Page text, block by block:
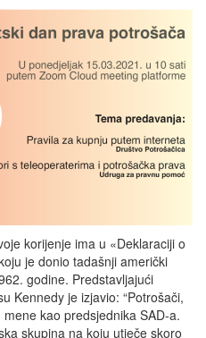
korijenje ima u «Deklaraciji o
je donio tadašnji američki
godine. Predstavljajući
Kennedy je izjavio: “Potrošači,
kao predsjednika SAD-a.
skupina na koju utječe skoro